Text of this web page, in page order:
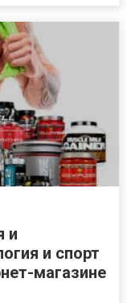
и
и спорт
магазине